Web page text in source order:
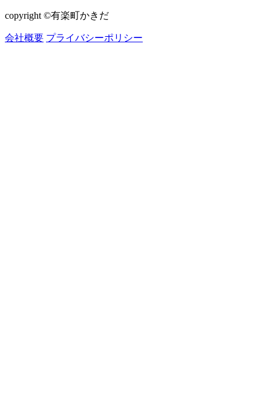
copyright ©有楽町かきだ
会社概要 プライバシーポリシー